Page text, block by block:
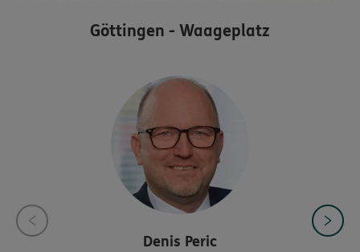
Göttingen - Waageplatz
Denis Peric